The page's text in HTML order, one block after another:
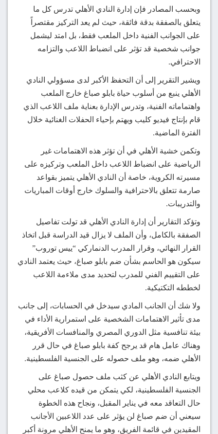
وبحسب المصادر فإن إدارة النادي الأهلي تدرس كل ما
يتعلق بالصفقة بدقة فائقة، حيث لم يعد التركيز مقتصراً
على الجوانب الفنية داخل الملعب فقط، بل امتد ليشمل
جوانب شخصية قد تؤثر على انضباط اللاعب والتزامه
الاحترافي.
ويشير التقرير إلى أن التحفظ الأكبر لدى مسؤولي النادي
الأهلي ينبع من أسلوب حياة بابلو صباغ خارج الملعب
واهتماماته الفنية، وتدرس الإدارة بعناية ملف اللاعب الذي
قام بإنتاج فيديو كليب ويهتم بإحياء الحفلات الغنائية خلال
الفترة الماضية.
وتكمن خشية الأهلي في أن تؤثر هذه الاهتمامات غير
الرياضية على انضباط اللاعب داخل الملعب وتركيزه على
مسيرته الكروية، خاصة أن النادي الأهلي يتميز بقواعد
صارمة تتعلق بالاحترافية والسلوك خارج أوقات المباريات
والتدريبات.
وتؤكد التقارير أن إدارة النادي الأهلي قد تولت تفاصيل
الصفقة بالكامل، وأن الملف لا يزال قيد الدراسة قبل اتخاذ
القرار النهائي، وقرار المدرب الدنماركي “ييس توروب”
سيكون هو الحاسم بشأن ضم بابلو صباغ، حيث يعتمد النادي
على التقييم الفني للمدرب لتحديد مدى ملاءمة اللاعب
لخططه التكتيكية.
ولا شك أن الجانب المادي سيدخل في الحسابات، إلى جانب
مدى تأثير الاهتمامات الشخصية على استمرارية الأداء في
بيئة تنافسية مثل الدوري المصري والمنافسات الأفريقية،
وهناك عامل هام قد يرجح كفة بابلو صباغ في حال قرر
الأهلي ضمه، وهو ملف حصوله على الجنسية الفلسطينية.
ويتابع النادي الأهلي عن كثب ملف حصول صباغ على
الجنسية الفلسطينية، لكي يتمكن من قيده كلاعب محلي
حال التعاقد معه في يناير المقبل، ونجاح هذه الخطوة
سيعني أن ضم صباغ لن يؤثر على عدد اللاعبين الأجانب
المقيدين في قائمة الفريق، وهو ما يمنح الأهلي مرونة أكبر